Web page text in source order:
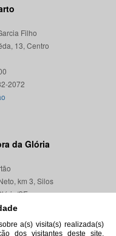
a(s) visita(s) realizada(s)
dos visitantes deste site,
Filho
13, Centro
da Glória
km 3, Silos
SE